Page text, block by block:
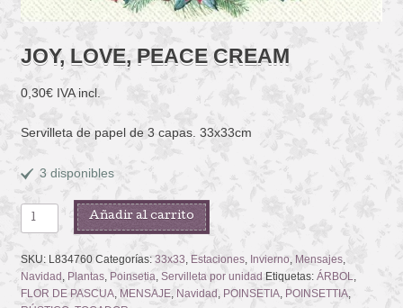
JOY, LOVE, PEACE CREAM
0,30€ IVA incl.
Servilleta de papel de 3 capas. 33x33cm
3 disponibles
JOY,
LOVE,
PEACE
CREAM
cantidad
Añadir al carrito
SKU: L834760 Categorías: 33x33 Estaciones, Invierno Mensajes,
Navidad Plantas, Poinsetia Servilleta por unidad Etiquetas: ÁRBOL
FLOR DE PASCUA, MENSAJE, Navidad POINSETIA, POINSETTIA,